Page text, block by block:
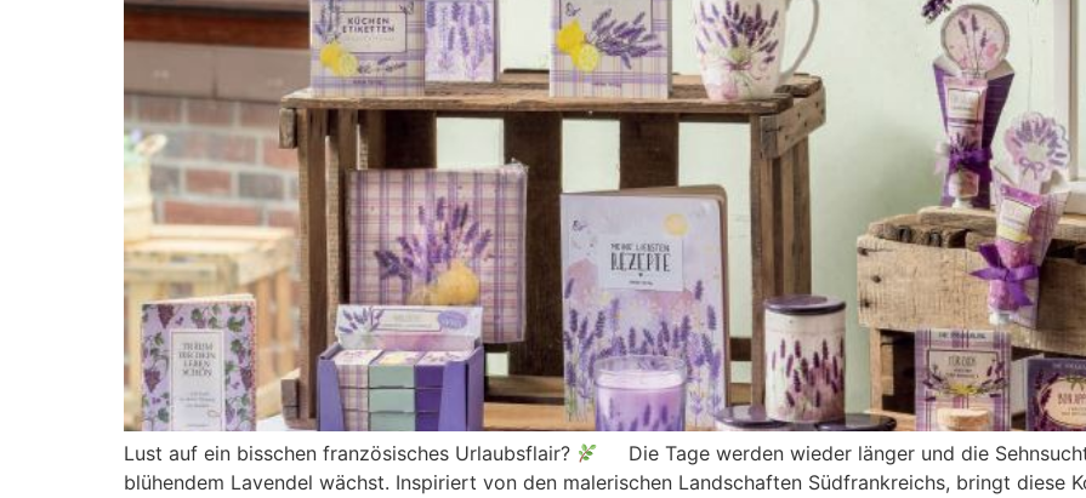
Lust auf ein bisschen französisches Urlaubsflair?
Die Tage werden wieder länger und die
blühendem Lavendel wächst. Inspiriert von den malerischen Landschaften Südfrankreichs, bringt diese